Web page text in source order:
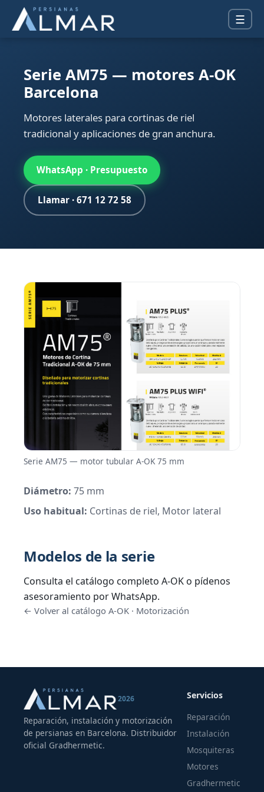
☰
Serie AM75 — motores A-OK
Barcelona
Motores laterales para cortinas de riel
tradicional y aplicaciones de gran anchura.
WhatsApp · Presupuesto
Llamar · 671 12 72 58
Serie AM75 — motor tubular A-OK 75 mm
Diámetro: 75 mm
Uso habitual: Cortinas de riel, Motor lateral
Modelos de la serie
Consulta el catálogo completo A-OK o pídenos
asesoramiento por WhatsApp.
← Volver al catálogo A-OK · Motorización
2026
Reparación, instalación y motorización
de persianas en Barcelona. Distribuidor
oficial Gradhermetic.
Servicios
Reparación
Instalación
Mosquiteras
Motores
Gradhermetic